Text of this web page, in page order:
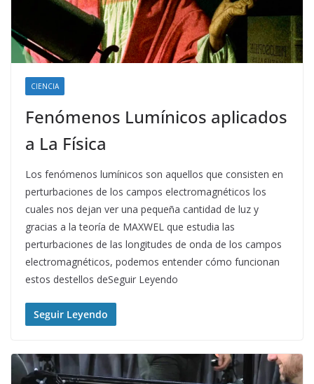
CIENCIA
Fenómenos Lumínicos aplicados
a La Física
Los fenómenos lumínicos son aquellos que consisten en
perturbaciones de los campos electromagnéticos los
cuales nos dejan ver una pequeña cantidad de luz y
gracias a la teoría de MAXWEL que estudia las
perturbaciones de las longitudes de onda de los campos
electromagnéticos, podemos entender cómo funcionan
estos destellos deSeguir Leyendo
Seguir Leyendo